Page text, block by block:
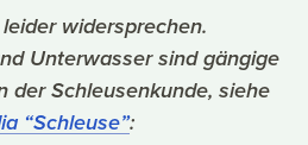
widersprechen.
Unterwasser sind gängige
der Schleusenkunde, siehe
“Schleuse”: